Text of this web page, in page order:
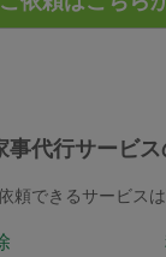
事代行サービ
頼できるサービス